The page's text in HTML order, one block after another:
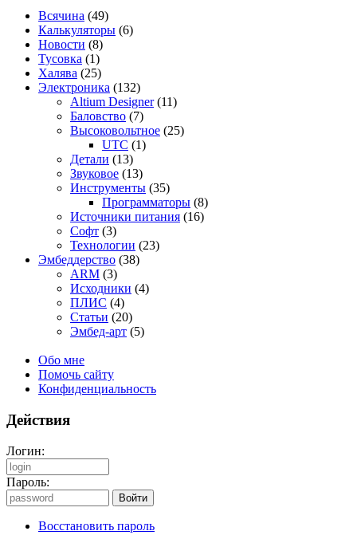
Всячина (49)
Калькуляторы (6)
Новости (8)
Тусовка (1)
Халява (25)
Электроника (132)
Altium Designer(11)
Баловство (7)
Высоковольтное (25)
UTC (1)
Детали (13)
Звуковое (13)
Инструменты (35)
Программаторы (8)
Источники питания (16)
Софт (3)
Технологии (23)
Эмбеддерство (38)
ARM (3)
Исходники (4)
ПЛИС (4)
Статьи (20)
Эмбед-арт (5)
Обо мне
Помочь сайту
Конфиденциальность
Действия
Логин:
Пароль:
Восстановить пароль